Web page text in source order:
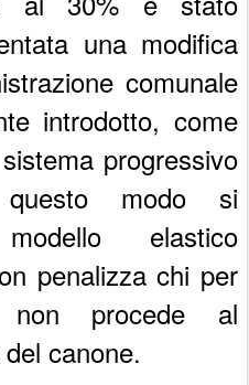
una modifica
comunale
introdotto, come
progressivo
modo si
elastico
penalizza chi per
non procede al
canone.